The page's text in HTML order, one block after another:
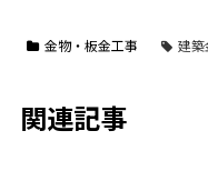
金物・板金工事 建築
関連記事